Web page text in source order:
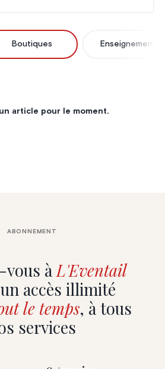
Boutiques Enseignement
article pour le moment.
vous àL'Eventail
accès illimité
le temps, à tous
services
ABONNEMENT